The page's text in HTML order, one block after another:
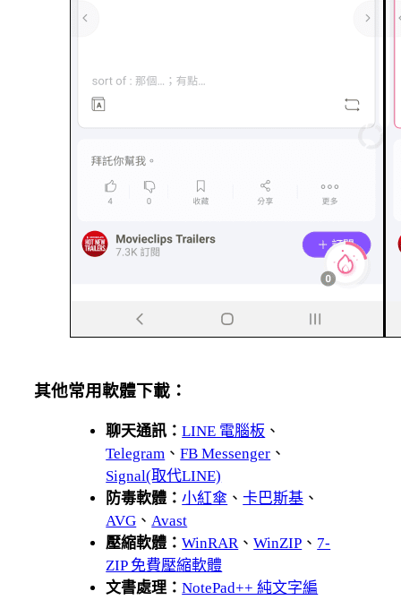
其他常用軟體下載：
聊天通訊：LINE 電腦板 、
Telegram 、FB Messenger 、
Signal(取代LINE)
防毒軟體：小紅傘 、卡巴斯基 、
AVG 、 Avast
壓縮軟體：WinRAR 、WinZIP 、 7-
ZIP 免費壓縮軟體
文書處理：NotePad++ 純文字編